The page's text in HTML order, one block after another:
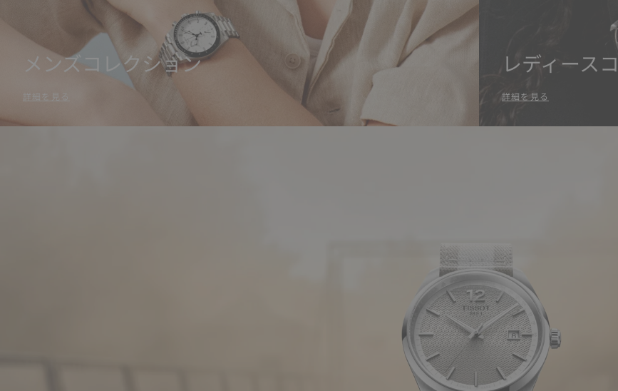
メンズコレクション
詳細を見る
レディース
詳細を見る